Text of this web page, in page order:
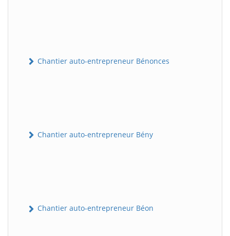
Chantier auto-entrepreneur Bénonces
Chantier auto-entrepreneur Bény
Chantier auto-entrepreneur Béon